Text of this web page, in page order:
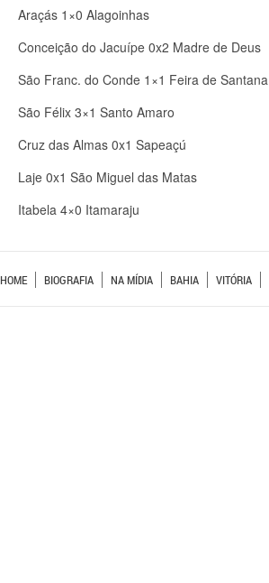
Araçás 1×0 Alagoinhas
Conceição do Jacuípe 0x2 Madre de Deus
São Franc. do Conde 1×1 Feira de Santana
São Félix 3×1 Santo Amaro
Cruz das Almas 0x1 Sapeaçú
Laje 0x1 São Miguel das Matas
Itabela 4×0 Itamaraju
HOME BIOGRAFIA NA MÍDIA BAHIA VITÓRIA